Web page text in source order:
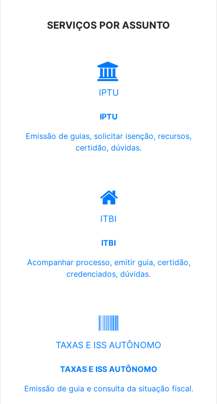
SERVIÇOS POR ASSUNTO
IPTU
IPTU
Emissão de guias, solicitar isenção, recursos,
certidão, dúvidas.
ITBI
ITBI
Acompanhar processo, emitir guia, certidão,
credenciados, dúvidas.
TAXAS E ISS AUTÔNOMO
TAXAS E ISS AUTÔNOMO
Emissão de guia e consulta da situação fiscal.